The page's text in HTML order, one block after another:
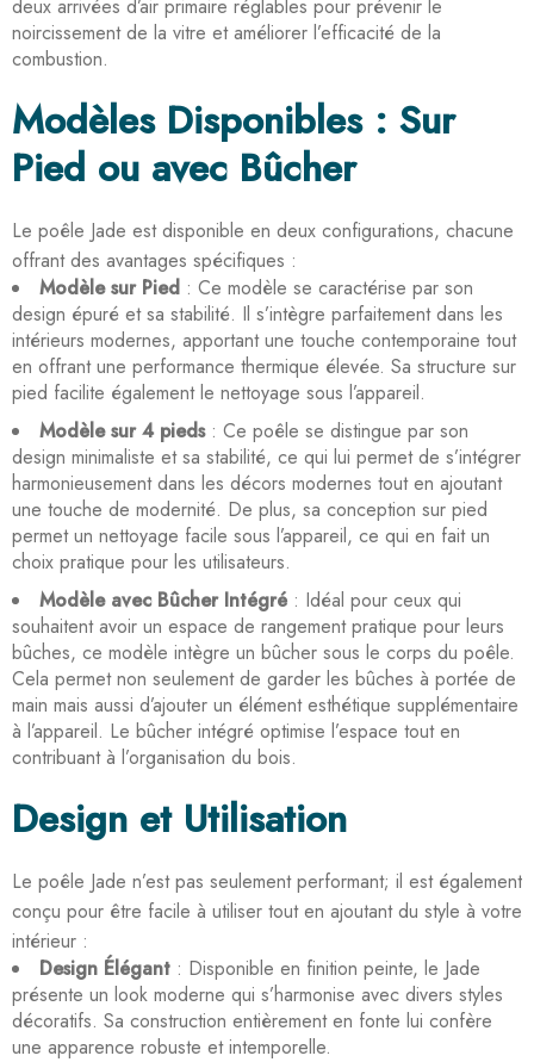
deux arrivées d’air primaire réglables pour prévenir le
noircissement de la vitre et améliorer l’efficacité de la
combustion.
Modèles Disponibles : Sur
Pied ou avec Bûcher
Le poêle Jade est disponible en deux configurations, chacune
offrant des avantages spécifiques :
Modèle sur Pied : Ce modèle se caractérise par son
design épuré et sa stabilité. Il s’intègre parfaitement dans les
intérieurs modernes, apportant une touche contemporaine tout
en offrant une performance thermique élevée. Sa structure sur
pied facilite également le nettoyage sous l’appareil.
Modèle sur 4 pieds: Ce poêle se distingue par son
design minimaliste et sa stabilité, ce qui lui permet de s’intégrer
harmonieusement dans les décors modernes tout en ajoutant
une touche de modernité. De plus, sa conception sur pied
permet un nettoyage facile sous l’appareil, ce qui en fait un
choix pratique pour les utilisateurs.
Modèle avec Bûcher Intégré : Idéal pour ceux qui
souhaitent avoir un espace de rangement pratique pour leurs
bûches, ce modèle intègre un bûcher sous le corps du poêle.
Cela permet non seulement de garder les bûches à portée de
main mais aussi d’ajouter un élément esthétique supplémentaire
à l’appareil. Le bûcher intégré optimise l’espace tout en
contribuant à l’organisation du bois.
Design et Utilisation
Le poêle Jade n’est pas seulement performant; il est également
conçu pour être facile à utiliser tout en ajoutant du style à votre
intérieur :
Design Élégant : Disponible en finition peinte, le Jade
présente un look moderne qui s’harmonise avec divers styles
décoratifs. Sa construction entièrement en fonte lui confère
une apparence robuste et intemporelle.